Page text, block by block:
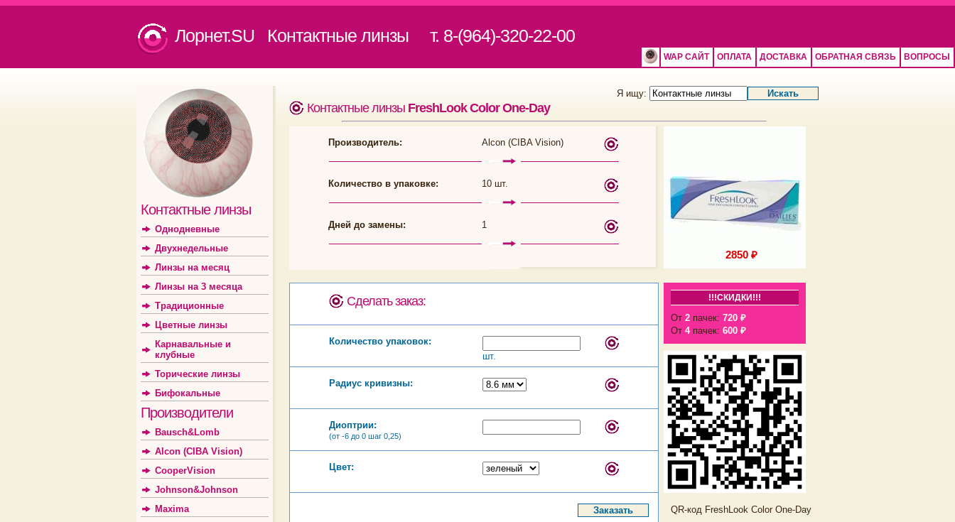
Лорнет.SU Контактные линзы т. 8-(964)-320-22-00
WAP САЙТ ОПЛАТА ДОСТАВКА ОБРАТНАЯ СВЯЗЬ ВОПРОСЫ
Контактные линзы
Однодневные
Двухнедельные
Линзы на месяц
Линзы на 3 месяца
Традиционные
Цветные линзы
Карнавальные и
клубные
Торические линзы
Бифокальные
Производители
Bausch&Lomb
Alcon (CIBA Vision)
CooperVision
Johnson&Johnson
Maxima
Я ищу:
Контактные линзы FreshLook Color One-Day
Производитель: Alcon (CIBA Vision)
Количество в упаковке: 10 шт.
Дней до замены: 1
2850 ₽
2850 ₽
Сделать заказ:
Количество упаковок:
шт.
Радиус кривизны:
Диоптрии:
(от -6 до 0 шаг 0,25)
Цвет:
!!!СКИДКИ!!!
От2 пачек:720 ₽
От4пачек:600 ₽
QR-код FreshLook Color One-Day